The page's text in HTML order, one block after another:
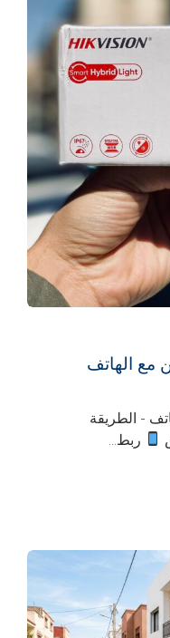
مع الهاتف
- الطريقة
ربط...